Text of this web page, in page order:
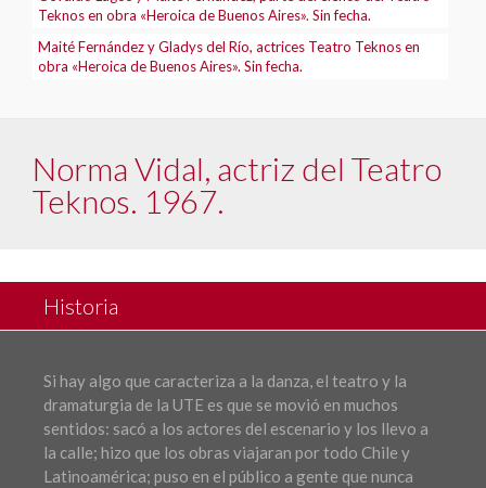
Teknos en obra «Heroica de Buenos Aires». Sin fecha.
Maité Fernández y Gladys del Río, actrices Teatro Teknos en
obra «Heroica de Buenos Aires». Sin fecha.
Norma Vidal, actriz del Teatro
Teknos. 1967.
Historia
Si hay algo que caracteriza a la danza, el teatro y la
dramaturgia de la UTE es que se movió en muchos
sentidos: sacó a los actores del escenario y los llevo a
la calle; hizo que los obras viajaran por todo Chile y
Latinoamérica; puso en el público a gente que nunca